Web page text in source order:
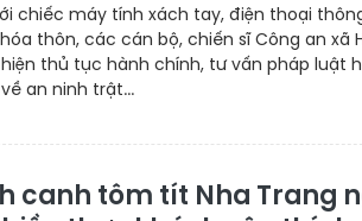
chiếc máy tính xách tay, điện thoại
thôn, các cán bộ, chiến sĩ Công an xã
thủ tục hành chính, tư vấn pháp luật
an ninh trật...
canh tôm tít Nha Trang